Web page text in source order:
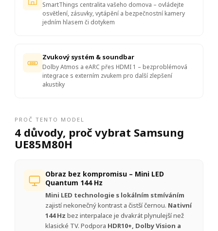
SmartThings centralita vašeho domova – ovládejte
osvětlení, zásuvky, vytápění a bezpečnostní kamery
jedním hlasem či dotykem
Zvukový systém & soundbar
Dolby Atmos a eARC přes HDMI 1 – bezproblémová
integrace s externím zvukem pro další zlepšení
akustiky
PROČ TENTO MODEL
4 důvody, proč vybrat Samsung
UE85M80H
Obraz bez kompromisu – Mini LED
Quantum 144 Hz
Mini LED technologie s lokálním stmíváním
zajistí nekonečný kontrast a čistší černou. Nativní
144 Hz bez interpalace je dvakrát plynulejší než
klasické TV. Podpora HDR10+, Dolby Vision a